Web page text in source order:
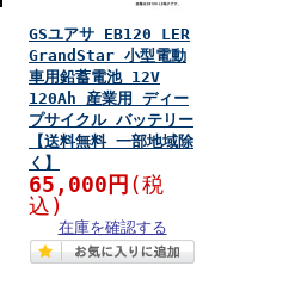
GSユアサ EB120 LER
GrandStar 小型電動
車用鉛蓄電池 12V
120Ah 産業用 ディー
プサイクル バッテリー
【送料無料 一部地域除
く】
65,000円 (税
込)
在庫を確認する